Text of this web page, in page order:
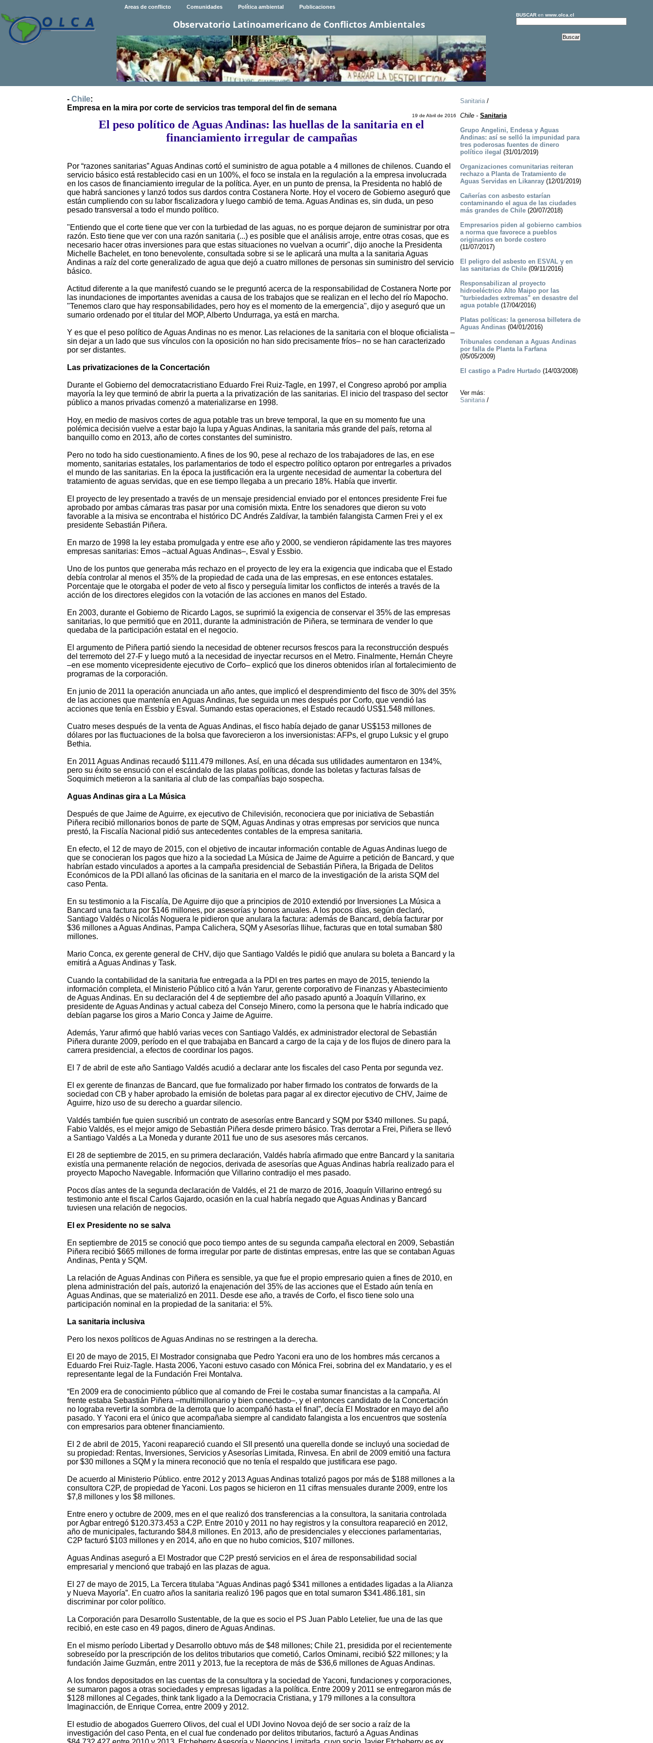
Areas de conflicto Comunidades Política ambiental Publicaciones
Observatorio Latinoamericano de Conflictos Ambientales
BUSCARen www.olca.cl
- Chile:
Empresa en la mira por corte de servicios tras temporal del fin de semana
19 de Abril de 2016
El peso político de Aguas Andinas: las huellas de la sanitaria en el
financiamiento irregular de campañas
Por “razones sanitarias” Aguas Andinas cortó el suministro de agua potable a 4 millones de chilenos. Cuando el
servicio básico está restablecido casi en un 100%, el foco se instala en la regulación a la empresa involucrada
en los casos de financiamiento irregular de la política. Ayer, en un punto de prensa, la Presidenta no habló de
que habrá sanciones y lanzó todos sus dardos contra Costanera Norte. Hoy el vocero de Gobierno aseguró que
están cumpliendo con su labor fiscalizadora y luego cambió de tema. Aguas Andinas es, sin duda, un peso
pesado transversal a todo el mundo político.
"Entiendo que el corte tiene que ver con la turbiedad de las aguas, no es porque dejaron de suministrar por otra
razón. Esto tiene que ver con una razón sanitaria (...) es posible que el análisis arroje, entre otras cosas, que es
necesario hacer otras inversiones para que estas situaciones no vuelvan a ocurrir", dijo anoche la Presidenta
Michelle Bachelet, en tono benevolente, consultada sobre si se le aplicará una multa a la sanitaria Aguas
Andinas a raíz del corte generalizado de agua que dejó a cuatro millones de personas sin suministro del servicio
básico.
Actitud diferente a la que manifestó cuando se le preguntó acerca de la responsabilidad de Costanera Norte por
las inundaciones de importantes avenidas a causa de los trabajos que se realizan en el lecho del río Mapocho.
"Tenemos claro que hay responsabilidades, pero hoy es el momento de la emergencia", dijo y aseguró que un
sumario ordenado por el titular del MOP, Alberto Undurraga, ya está en marcha.
Y es que el peso político de Aguas Andinas no es menor. Las relaciones de la sanitaria con el bloque oficialista –
sin dejar a un lado que sus vínculos con la oposición no han sido precisamente fríos– no se han caracterizado
por ser distantes.
Las privatizaciones de la Concertación
Durante el Gobierno del democratacristiano Eduardo Frei Ruiz-Tagle, en 1997, el Congreso aprobó por amplia
mayoría la ley que terminó de abrir la puerta a la privatización de las sanitarias. El inicio del traspaso del sector
público a manos privadas comenzó a materializarse en 1998.
Hoy, en medio de masivos cortes de agua potable tras un breve temporal, la que en su momento fue una
polémica decisión vuelve a estar bajo la lupa y Aguas Andinas, la sanitaria más grande del país, retorna al
banquillo como en 2013, año de cortes constantes del suministro.
Pero no todo ha sido cuestionamiento. A fines de los 90, pese al rechazo de los trabajadores de las, en ese
momento, sanitarias estatales, los parlamentarios de todo el espectro político optaron por entregarles a privados
el mundo de las sanitarias. En la época la justificación era la urgente necesidad de aumentar la cobertura del
tratamiento de aguas servidas, que en ese tiempo llegaba a un precario 18%. Había que invertir.
El proyecto de ley presentado a través de un mensaje presidencial enviado por el entonces presidente Frei fue
aprobado por ambas cámaras tras pasar por una comisión mixta. Entre los senadores que dieron su voto
favorable a la misiva se encontraba el histórico DC Andrés Zaldívar, la también falangista Carmen Frei y el ex
presidente Sebastián Piñera.
En marzo de 1998 la ley estaba promulgada y entre ese año y 2000, se vendieron rápidamente las tres mayores
empresas sanitarias: Emos –actual Aguas Andinas–, Esval y Essbio.
Uno de los puntos que generaba más rechazo en el proyecto de ley era la exigencia que indicaba que el Estado
debía controlar al menos el 35% de la propiedad de cada una de las empresas, en ese entonces estatales.
Porcentaje que le otorgaba el poder de veto al fisco y perseguía limitar los conflictos de interés a través de la
acción de los directores elegidos con la votación de las acciones en manos del Estado.
En 2003, durante el Gobierno de Ricardo Lagos, se suprimió la exigencia de conservar el 35% de las empresas
sanitarias, lo que permitió que en 2011, durante la administración de Piñera, se terminara de vender lo que
quedaba de la participación estatal en el negocio.
El argumento de Piñera partió siendo la necesidad de obtener recursos frescos para la reconstrucción después
del terremoto del 27-F y luego mutó a la necesidad de inyectar recursos en el Metro. Finalmente, Hernán Cheyre
–en ese momento vicepresidente ejecutivo de Corfo– explicó que los dineros obtenidos irían al fortalecimiento de
programas de la corporación.
En junio de 2011 la operación anunciada un año antes, que implicó el desprendimiento del fisco de 30% del 35%
de las acciones que mantenía en Aguas Andinas, fue seguida un mes después por Corfo, que vendió las
acciones que tenía en Essbio y Esval. Sumando estas operaciones, el Estado recaudó US$1.548 millones.
Cuatro meses después de la venta de Aguas Andinas, el fisco había dejado de ganar US$153 millones de
dólares por las fluctuaciones de la bolsa que favorecieron a los inversionistas: AFPs, el grupo Luksic y el grupo
Bethia.
En 2011 Aguas Andinas recaudó $111.479 millones. Así, en una década sus utilidades aumentaron en 134%,
pero su éxito se ensució con el escándalo de las platas políticas, donde las boletas y facturas falsas de
Soquimich metieron a la sanitaria al club de las compañías bajo sospecha.
Aguas Andinas gira a La Música
Después de que Jaime de Aguirre, ex ejecutivo de Chilevisión, reconociera que por iniciativa de Sebastián
Piñera recibió millonarios bonos de parte de SQM, Aguas Andinas y otras empresas por servicios que nunca
prestó, la Fiscalía Nacional pidió sus antecedentes contables de la empresa sanitaria.
En efecto, el 12 de mayo de 2015, con el objetivo de incautar información contable de Aguas Andinas luego de
que se conocieran los pagos que hizo a la sociedad La Música de Jaime de Aguirre a petición de Bancard, y que
habrían estado vinculados a aportes a la campaña presidencial de Sebastián Piñera, la Brigada de Delitos
Económicos de la PDI allanó las oficinas de la sanitaria en el marco de la investigación de la arista SQM del
caso Penta.
En su testimonio a la Fiscalía, De Aguirre dijo que a principios de 2010 extendió por Inversiones La Música a
Bancard una factura por $146 millones, por asesorías y bonos anuales. A los pocos días, según declaró,
Santiago Valdés o Nicolás Noguera le pidieron que anulara la factura: además de Bancard, debía facturar por
$36 millones a Aguas Andinas, Pampa Calichera, SQM y Asesorías Ilihue, facturas que en total sumaban $80
millones.
Mario Conca, ex gerente general de CHV, dijo que Santiago Valdés le pidió que anulara su boleta a Bancard y la
emitirá a Aguas Andinas y Task.
Cuando la contabilidad de la sanitaria fue entregada a la PDI en tres partes en mayo de 2015, teniendo la
información completa, el Ministerio Público citó a Iván Yarur, gerente corporativo de Finanzas y Abastecimiento
de Aguas Andinas. En su declaración del 4 de septiembre del año pasado apuntó a Joaquín Villarino, ex
presidente de Aguas Andinas y actual cabeza del Consejo Minero, como la persona que le habría indicado que
debían pagarse los giros a Mario Conca y Jaime de Aguirre.
Además, Yarur afirmó que habló varias veces con Santiago Valdés, ex administrador electoral de Sebastián
Piñera durante 2009, período en el que trabajaba en Bancard a cargo de la caja y de los flujos de dinero para la
carrera presidencial, a efectos de coordinar los pagos.
El 7 de abril de este año Santiago Valdés acudió a declarar ante los fiscales del caso Penta por segunda vez.
El ex gerente de finanzas de Bancard, que fue formalizado por haber firmado los contratos de forwards de la
sociedad con CB y haber aprobado la emisión de boletas para pagar al ex director ejecutivo de CHV, Jaime de
Aguirre, hizo uso de su derecho a guardar silencio.
Valdés también fue quien suscribió un contrato de asesorías entre Bancard y SQM por $340 millones. Su papá,
Fabio Valdés, es el mejor amigo de Sebastián Piñera desde primero básico. Tras derrotar a Frei, Piñera se llevó
a Santiago Valdés a La Moneda y durante 2011 fue uno de sus asesores más cercanos.
El 28 de septiembre de 2015, en su primera declaración, Valdés habría afirmado que entre Bancard y la sanitaria
existía una permanente relación de negocios, derivada de asesorías que Aguas Andinas habría realizado para el
proyecto Mapocho Navegable. Información que Villarino contradijo el mes pasado.
Pocos días antes de la segunda declaración de Valdés, el 21 de marzo de 2016, Joaquín Villarino entregó su
testimonio ante el fiscal Carlos Gajardo, ocasión en la cual habría negado que Aguas Andinas y Bancard
tuviesen una relación de negocios.
El ex Presidente no se salva
En septiembre de 2015 se conoció que poco tiempo antes de su segunda campaña electoral en 2009, Sebastián
Piñera recibió $665 millones de forma irregular por parte de distintas empresas, entre las que se contaban Aguas
Andinas, Penta y SQM.
La relación de Aguas Andinas con Piñera es sensible, ya que fue el propio empresario quien a fines de 2010, en
plena administración del país, autorizó la enajenación del 35% de las acciones que el Estado aún tenía en
Aguas Andinas, que se materializó en 2011. Desde ese año, a través de Corfo, el fisco tiene solo una
participación nominal en la propiedad de la sanitaria: el 5%.
La sanitaria inclusiva
Pero los nexos políticos de Aguas Andinas no se restringen a la derecha.
El 20 de mayo de 2015, El Mostrador consignaba que Pedro Yaconi era uno de los hombres más cercanos a
Eduardo Frei Ruiz-Tagle. Hasta 2006, Yaconi estuvo casado con Mónica Frei, sobrina del ex Mandatario, y es el
representante legal de la Fundación Frei Montalva.
“En 2009 era de conocimiento público que al comando de Frei le costaba sumar financistas a la campaña. Al
frente estaba Sebastián Piñera –multimillonario y bien conectado–, y el entonces candidato de la Concertación
no lograba revertir la sombra de la derrota que lo acompañó hasta el final”, decía El Mostrador en mayo del año
pasado. Y Yaconi era el único que acompañaba siempre al candidato falangista a los encuentros que sostenía
con empresarios para obtener financiamiento.
El 2 de abril de 2015, Yaconi reapareció cuando el SII presentó una querella donde se incluyó una sociedad de
su propiedad: Rentas, Inversiones, Servicios y Asesorías Limitada, Rinvesa. En abril de 2009 emitió una factura
por $30 millones a SQM y la minera reconoció que no tenía el respaldo que justificara ese pago.
De acuerdo al Ministerio Público. entre 2012 y 2013 Aguas Andinas totalizó pagos por más de $188 millones a la
consultora C2P, de propiedad de Yaconi. Los pagos se hicieron en 11 cifras mensuales durante 2009, entre los
$7,8 millones y los $8 millones.
Entre enero y octubre de 2009, mes en el que realizó dos transferencias a la consultora, la sanitaria controlada
por Agbar entregó $120.373.453 a C2P. Entre 2010 y 2011 no hay registros y la consultora reapareció en 2012,
año de municipales, facturando $84,8 millones. En 2013, año de presidenciales y elecciones parlamentarias,
C2P facturó $103 millones y en 2014, año en que no hubo comicios, $107 millones.
Aguas Andinas aseguró a El Mostrador que C2P prestó servicios en el área de responsabilidad social
empresarial y mencionó que trabajó en las plazas de agua.
El 27 de mayo de 2015, La Tercera titulaba “Aguas Andinas pagó $341 millones a entidades ligadas a la Alianza
y Nueva Mayoría”. En cuatro años la sanitaria realizó 196 pagos que en total sumaron $341.486.181, sin
discriminar por color político.
La Corporación para Desarrollo Sustentable, de la que es socio el PS Juan Pablo Letelier, fue una de las que
recibió, en este caso en 49 pagos, dinero de Aguas Andinas.
En el mismo período Libertad y Desarrollo obtuvo más de $48 millones; Chile 21, presidida por el recientemente
sobreseído por la prescripción de los delitos tributarios que cometió, Carlos Ominami, recibió $22 millones; y la
fundación Jaime Guzmán, entre 2011 y 2013, fue la receptora de más de $36,6 millones de Aguas Andinas.
A los fondos depositados en las cuentas de la consultora y la sociedad de Yaconi, fundaciones y corporaciones,
se sumaron pagos a otras sociedades y empresas ligadas a la política. Entre 2009 y 2011 se entregaron más de
$128 millones al Cegades, think tank ligado a la Democracia Cristiana, y 179 millones a la consultora
Imaginacción, de Enrique Correa, entre 2009 y 2012.
El estudio de abogados Guerrero Olivos, del cual el UDI Jovino Novoa dejó de ser socio a raíz de la
investigación del caso Penta, en el cual fue condenado por delitos tributarios, facturó a Aguas Andinas
Sanitaria/
Chile- Sanitaria
Grupo Angelini, Endesa y Aguas
Andinas: así se selló la impunidad para
tres poderosas fuentes de dinero
político ilegal (31/01/2019)
Organizaciones comunitarias reiteran
rechazo a Planta de Tratamiento de
Aguas Servidas en Likanray(12/01/2019)
Cañerías con asbesto estarían
contaminando el agua de las ciudades
más grandes de Chile(20/07/2018)
Empresarios piden al gobierno cambios
a norma que favorece a pueblos
originarios en borde costero
(11/07/2017)
El peligro del asbesto en ESVAL y en
las sanitarias de Chile(09/11/2016)
Responsabilizan al proyecto
hidroeléctrico Alto Maipo por las
"turbiedades extremas" en desastre del
agua potable(17/04/2016)
Platas políticas: la generosa billetera de
Aguas Andinas(04/01/2016)
Tribunales condenan a Aguas Andinas
por falla de Planta la Farfana
(05/05/2009)
El castigo a Padre Hurtado(14/03/2008)
Ver más:
Sanitaria/